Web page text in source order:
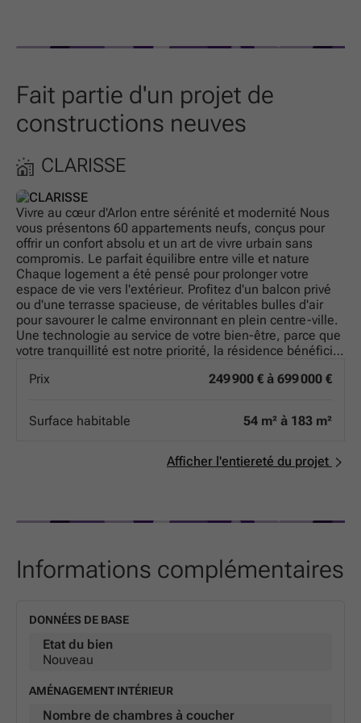
Fait partie d'un projet de
constructions neuves
CLARISSE
Vivre au cœur d'Arlon entre sérénité et modernité Nous
vous présentons 60 appartements neufs, conçus pour
offrir un confort absolu et un art de vivre urbain sans
compromis. Le parfait équilibre entre ville et nature
Chaque logement a été pensé pour prolonger votre
espace de vie vers l'extérieur. Profitez d'un balcon privé
ou d'une terrasse spacieuse, de véritables bulles d'air
pour savourer le calme environnant en plein centre-ville.
Une technologie au service de votre bien-être, parce que
votre tranquillité est notre priorité, la résidence bénéficie
de haute performance : pour un intérieur douillet en
Isolation phonique de pointe : pour vous garantir un
cocon de silence, loin de l'agitation urbaine. Que vous
allient esthétique contemporaine et durabilité au cœur
de l'une des villes les plus dynamiques de la région. Ne
Prix 249 900 € à 699 000 €
Surface habitable 54 m² à 183 m²
Afficher l'entiereté du projet
Informations complémentaires
DONNÉES DE BASE
Etat du bien
Nouveau
AMÉNAGEMENT INTÉRIEUR
Nombre de chambres à coucher